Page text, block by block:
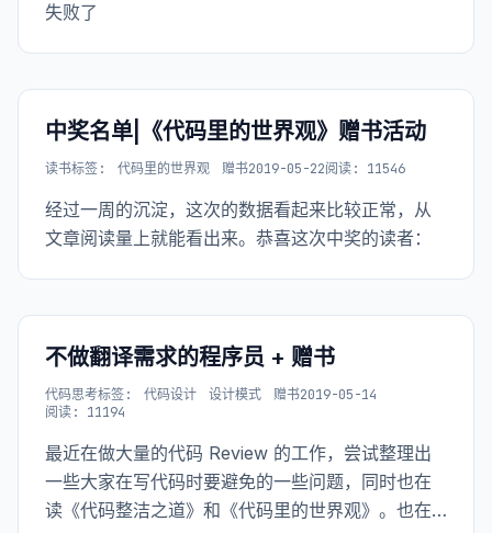
失败了
中奖名单|《代码里的世界观》赠书活动
读书标签: 代码里的世界观 赠书2019-05-22阅读: 11546
经过一周的沉淀，这次的数据看起来比较正常，从
文章阅读量上就能看出来。恭喜这次中奖的读者：
不做翻译需求的程序员 + 赠书
代码思考标签: 代码设计 设计模式 赠书2019-05-14
阅读: 11194
最近在做大量的代码 Review 的工作，尝试整理出
一些大家在写代码时要避免的一些问题，同时也在
读《代码整洁之道》和《代码里的世界观》。也在